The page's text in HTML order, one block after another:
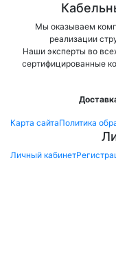
Мы оказываем
реализации
Наши эксперты во
сертифицированные
Карта сайтаПолитика
Личный кабинет